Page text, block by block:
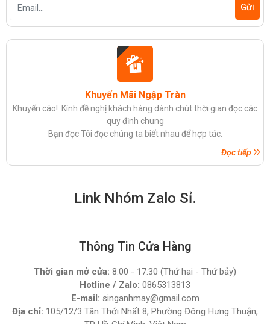
Khuyến Mãi Ngập Tràn
Khuyến cáo! Kính đề nghị khách hàng dành chút thời gian đọc các
quy định chung
Bạn đọc Tôi đọc chúng ta biết nhau để hợp tác.
Đọc tiếp
Link Nhóm Zalo Sỉ.
Thông Tin Cửa Hàng
Thời gian mở cửa: 8:00 - 17:30 (Thứ hai - Thứ bảy)
Hotline / Zalo: 0865313813
E-mail: singanhmay@gmail.com
Địa chỉ: 105/12/3 Tân Thới Nhất 8, Phường Đông Hưng Thuận,